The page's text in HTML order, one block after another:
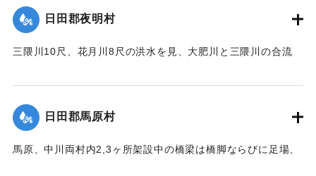
ど泥の海と化し、浸水家屋200戸以上に達し、活動常設賓館付
近数十戸は濁流のため、床下を洗われ刻々危険の状態となっ
防組合はほとんど全部出動して万一を警戒し、非常な混雑を
宵警戒を続けた。21日は朝から小雨模様で一様に愁眉を開い
たが、下毛郡平坦部では大部分田植えしていないため、苗代
の被害はほとんどなかった。
日田郡夜明村
三隈川10尺、花月川8尺の洪水を見、大肥川と三隈川の合流
た。
【出典：大分新聞 大正12年6月22日 朝刊7面】
｜固有コード:00275057
日田郡馬原村
馬原、中川両村内2,3ヶ所架設中の橋梁は橋脚ならびに足場、